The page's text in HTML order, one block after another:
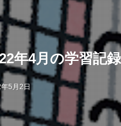
年4月の学習記録
5月2日